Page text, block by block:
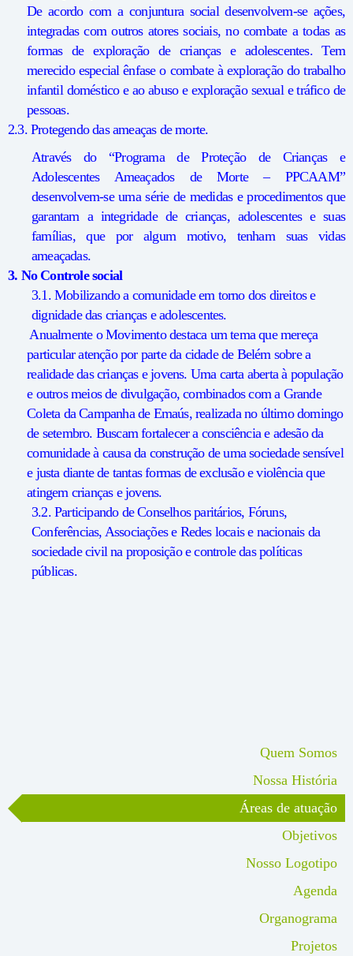
De acordo com a conjuntura social desenvolvem-se ações,
integradas com outros atores sociais, no combate a todas as
formas de exploração de crianças e adolescentes. Tem
merecido especial ênfase o combate à exploração do trabalho
infantil doméstico e ao abuso e exploração sexual e tráfico de
pessoas.
2.3. Protegendo das ameaças de morte.
Através do “Programa de Proteção de Crianças e
Adolescentes Ameaçados de Morte – PPCAAM”
desenvolvem-se uma série de medidas e procedimentos que
garantam a integridade de crianças, adolescentes e suas
famílias, que por algum motivo, tenham suas vidas
ameaçadas.
3. No Controle social
3.1. Mobilizando a comunidade em torno dos direitos e
dignidade das crianças e adolescentes.
Anualmente o Movimento destaca um tema que mereça
particular atenção por parte da cidade de Belém sobre a
realidade das crianças e jovens. Uma carta aberta à população
e outros meios de divulgação, combinados com a Grande
Coleta da Campanha de Emaús, realizada no último domingo
de setembro. Buscam fortalecer a consciência e adesão da
comunidade à causa da construção de uma sociedade sensível
e justa diante de tantas formas de exclusão e violência que
atingem crianças e jovens.
3.2. Participando de Conselhos paritários, Fóruns,
Conferências, Associações e Redes locais e nacionais da
sociedade civil na proposição e controle das políticas
públicas.
Quem Somos
Nossa História
Áreas de atuação
Objetivos
Nosso Logotipo
Agenda
Organograma
Projetos